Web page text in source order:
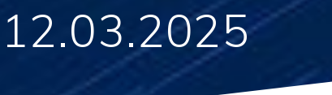
12.03.2025